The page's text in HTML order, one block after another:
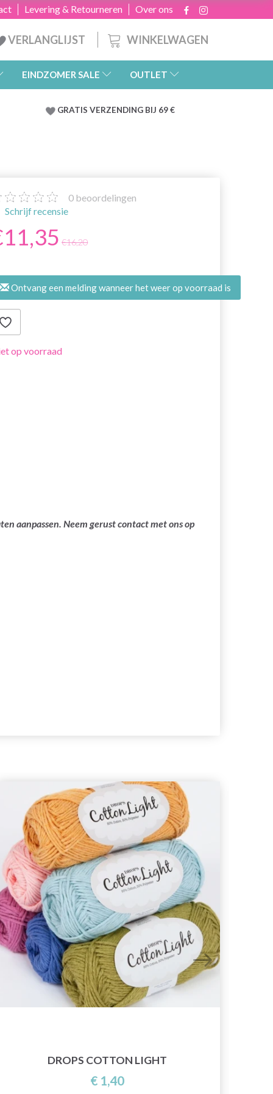
Over ons
Levering & Retourneren
WINKELWAGEN
VERLANGLIJST
EINDZOMER SALE OUTLET
GRATIS VERZENDING BIJ 69 €
0 beoordelingen
Schrijf recensie
€16,20
Ontvang een melding wanneer het weer op voorraad is
op voorraad
aanpassen. Neem gerust contact met ons op
DROPS COTTON LIGHT
€ 1,40